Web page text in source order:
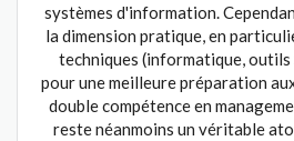
systèmes d'information.
la dimension pratique, en
techniques (informatique, outils
pour une meilleure préparation
double compétence en
reste néanmoins un véritable